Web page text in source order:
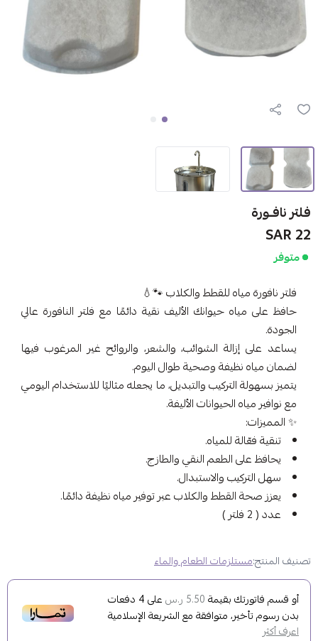
فلتر نافـورة
22 SAR
متوفر
فلتر نافورة مياه للقطط والكلاب 🐾💧
حافظ على مياه حيوانك الأليف نقية دائمًا مع فلتر النافورة عالي
الجودة.
يساعد على إزالة الشوائب، والشعر، والروائح غير المرغوب فيها
لضمان مياه نظيفة وصحية طوال اليوم.
يتميز بسهولة التركيب والتبديل، ما يجعله مثاليًا للاستخدام اليومي
مع نوافير مياه الحيوانات الأليفة.
✨ المميزات:
تنقية فعّالة للمياه.
يحافظ على الطعم النقي والطازج.
سهل التركيب والاستبدال.
يعزز صحة القطط والكلاب عبر توفير مياه نظيفة دائمًا.
عدد ( 2 فلتر )
تصنيف المنتج:مستلزمات الطعام والماء
أو قسم فاتورتك بقيمة 5.50 ر.س على4 دفعات
بدون رسوم تأخير، متوافقة مع الشريعة الإسلامية
اعرف أكثر